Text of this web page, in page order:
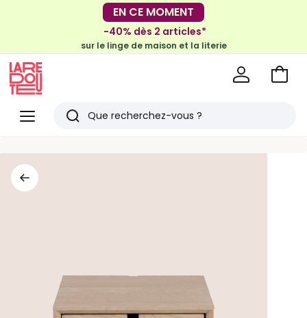
-30€ tous les 100€*
sur le meuble & la déco
EN CE MOMENT
-40% dès 2 articles*
sur le linge de maison et la literie
Menu
Redoute
Rechercher
Voir